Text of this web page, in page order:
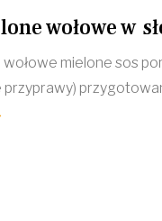
wołowe w
wołowe mielone sos
przyprawy)